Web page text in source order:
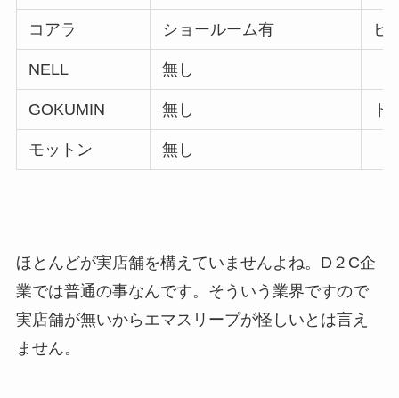
コアラ ショールーム有 ビ
NELL 無し
GOKUMIN 無し ド
モットン 無し
ほとんどが実店舗を構えていませんよね。D２C企
業では普通の事なんです。そういう業界ですので
実店舗が無いからエマスリープが怪しいとは言え
ません。